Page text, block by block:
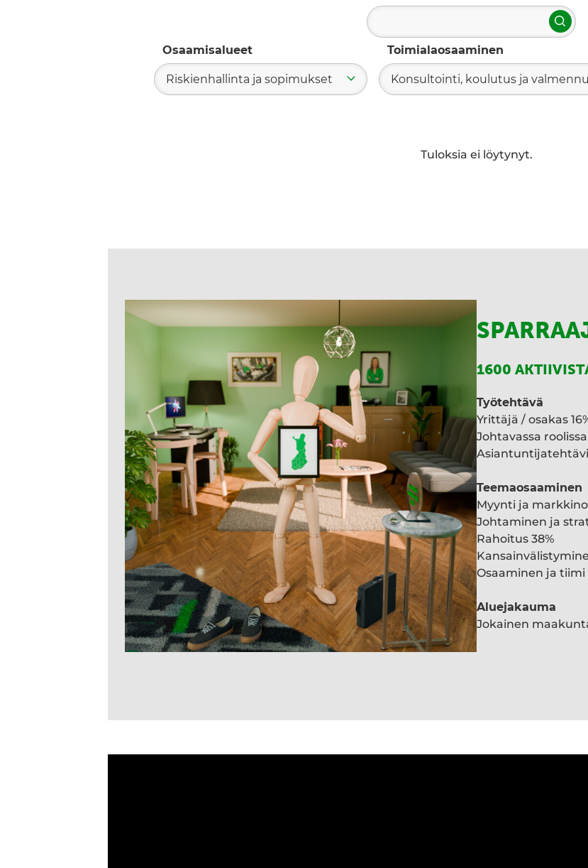
Hae
Osaamisalueet
Riskienhallinta ja sopimukset
Toimialaosaaminen
Konsultointi, koulutus ja
Tuloksia ei löytynyt.
1600
Työtehtävä
Yrittäjä / osakas
Johtavassa
Teemaosaaminen
Myynti ja
Johtaminen ja
Rahoitus 38%
Osaaminen ja tiimi
Aluejakauma
Jokainen